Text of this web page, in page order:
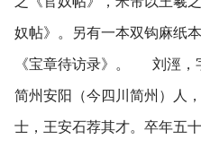
奴帖》。另有一本双钩麻纸
《宝章待访录》。 刘涇，
简州安阳（今四川简州）人
士，王安石荐其才。卒年五